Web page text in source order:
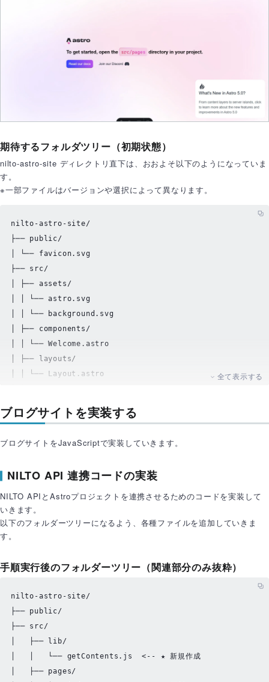
期待するフォルダツリー（初期状態）
nilto-astro-site ディレクトリ直下は、おおよそ以下のようになっていま
す。
※一部ファイルはバージョンや選択によって異なります。
nilto-astro-site/
├── public/
│ └── favicon.svg
├── src/
│ ├── assets/
│ │ └── astro.svg
│ │ └──
background .svg
│ ├── components/
│ │ └── Welcome .astro
│ ├── layouts/
│ │ └── Layout .astro
├── .gitignore
├── package-lock
.json
├── README.md
└── tsconfig.json
全て表示する
ブログサイトを実装する
ブログサイトをJavaScriptで実装していきます。
NILTO API 連携コードの実装
NILTO APIとAstroプロジェクトを連携させるためのコードを実装して
いきます。
以下のフォルダーツリーになるよう、各種ファイルを追加していきま
す。
手順実行後のフォルダーツリー（関連部分のみ抜粋）
nilto-astro-site/
├── public/
├── src/
│   ├── lib/
│   │   └── getContents.js  <-- ★ 新規作成
│   ├── pages/